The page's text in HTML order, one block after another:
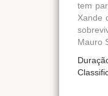
tem
Xande
Mauro